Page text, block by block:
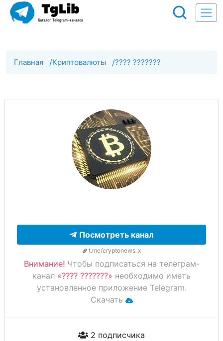
Главная /Криптовалюты /???? ???????
Посмотреть канал
t.me/cryptonews_x
Внимание! Чтобы подписаться на телеграм-
канал «???? ???????» необходимо иметь
установленное приложение Telegram.
Скачать
2 подписчика